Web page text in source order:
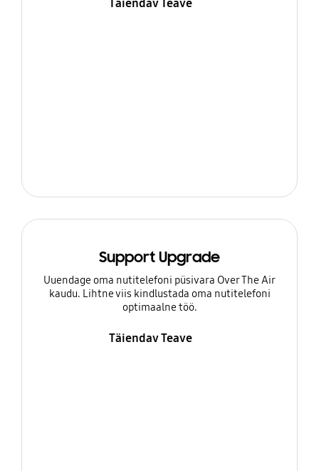
Täiendav Teave
Support Upgrade
Uuendage oma nutitelefoni püsivara Over The Air
kaudu. Lihtne viis kindlustada oma nutitelefoni
optimaalne töö.
Täiendav Teave